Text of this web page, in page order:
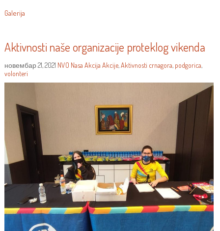
Galerija
Aktivnosti naše organizacije proteklog vikenda
новембар 21, 2021 NVO Nasa Akcija Akcije,Aktivnosti crnagora, podgorica,
volonteri